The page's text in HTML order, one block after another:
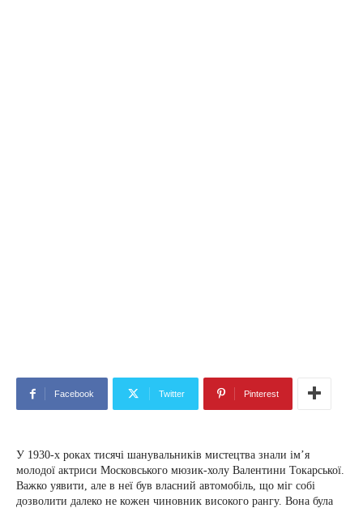
Facebook Twitter Pinterest
У 1930-х роках тисячі шанувальників мистецтва знали ім’я
молодої актриси Московського мюзик-холу Валентини Токарської.
Важко уявити, але в неї був власний автомобіль, що міг собі
дозволити далеко не кожен чиновник високого рангу. Вона була